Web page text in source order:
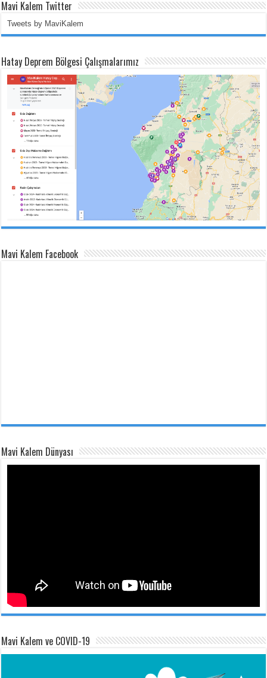
Mavi Kalem Twitter
Tweets by MaviKalem
Hatay Deprem Bölgesi Çalışmalarımız
Mavi Kalem Facebook
Mavi Kalem Dünyası
Mavi Kalem ve COVID-19